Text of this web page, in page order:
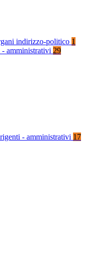
indirizzo-politico 1
amministrativi 29
- amministrativi 17